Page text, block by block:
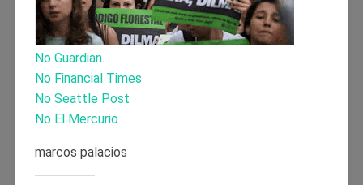
No Guardian.
No Financial Times
No Seattle Post
No El Mercurio
marcos palacios